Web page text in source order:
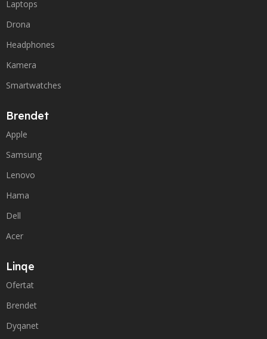
Laptops
Drona
Headphones
Kamera
Smartwatches
Brendet
Apple
Samsung
Lenovo
Hama
Dell
Acer
Linqe
Ofertat
Brendet
Dyqanet